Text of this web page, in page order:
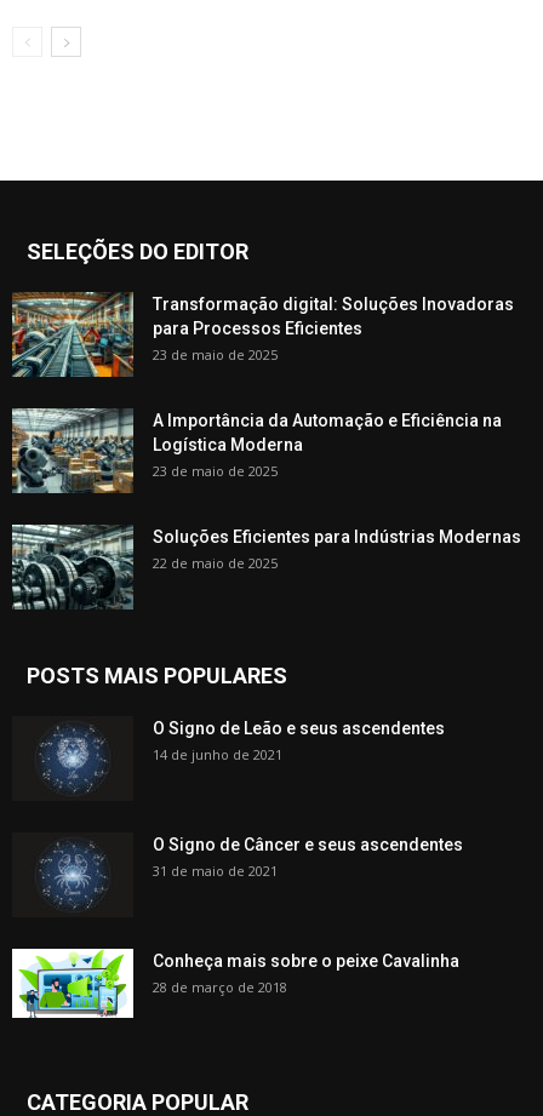
SELEÇÕES DO EDITOR
Transformação digital: Soluções Inovadoras
para Processos Eficientes
23 de maio de 2025
A Importância da Automação e Eficiência na
Logística Moderna
23 de maio de 2025
Soluções Eficientes para Indústrias Modernas
22 de maio de 2025
POSTS MAIS POPULARES
O Signo de Leão e seus ascendentes
14 de junho de 2021
O Signo de Câncer e seus ascendentes
31 de maio de 2021
Conheça mais sobre o peixe Cavalinha
28 de março de 2018
CATEGORIA POPULAR